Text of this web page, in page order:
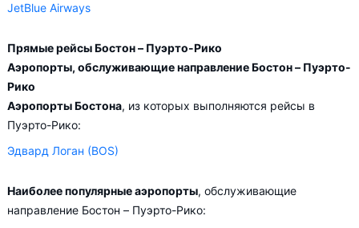
Пуэрто-Рико может измениться более чем в два раза.
Aviasales.by советует купить авиабилеты из Бостон – Пуэрто-
Рико заранее, чтобы вы могли выбирать условия перелёта,
ориентируясь на свои пожелания и финансовые
возможности.
JetBlue Airways
Прямые рейсы Бостон – Пуэрто-Рико
Аэропорты, обслуживающие направление Бостон – Пуэрто-
Рико
Аэропорты Бостона, из которых выполняются рейсы в
Пуэрто-Рико:
Эдвард Логан (BOS)
Наиболее популярные аэропорты, обслуживающие
направление Бостон – Пуэрто-Рико: